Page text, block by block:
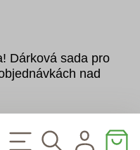
Dárková sada pro
nad